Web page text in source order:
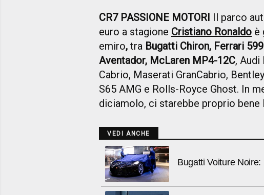
CR7 PASSIONE MOTORI Il parco
euro a stagione Cristiano Ronaldo è
emiro, tra Bugatti Chiron, Ferrari
Aventador, McLaren MP4-12C, Audi
Cabrio, Maserati GranCabrio,
S65 AMG e Rolls-Royce Ghost. In
diciamolo, ci starebbe proprio bene
VEDI ANCHE
Bugatti Voiture